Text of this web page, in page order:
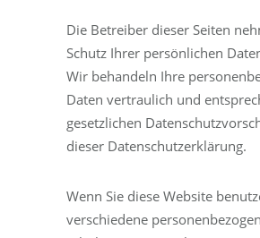
Die Betreiber dieser Seiten
Schutz Ihrer persönlichen
Wir behandeln Ihre
Daten vertraulich und
gesetzlichen
dieser Datenschutzerklärung.
Wenn Sie diese Website
verschiedene